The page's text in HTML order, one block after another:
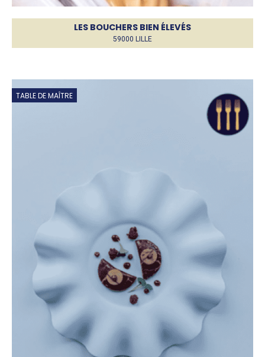
LES BOUCHERS BIEN ÉLEVÉS
59000 LILLE
TABLE DE MAÎTRE